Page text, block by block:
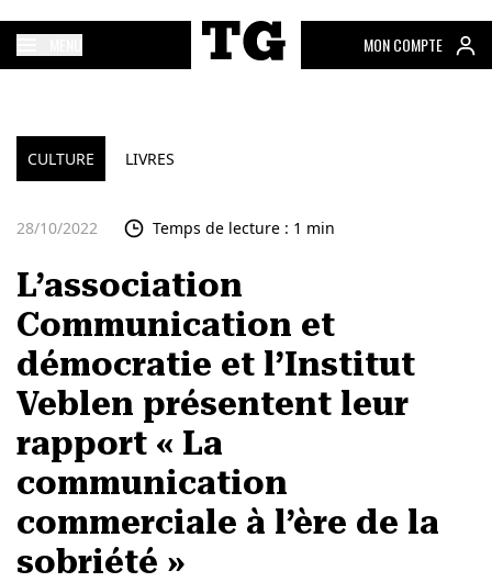
MON COMPTE
CULTURE LIVRES
28/10/2022 Temps de lecture : 1 min
L’association
Communication et
démocratie et l’Institut
Veblen présentent leur
rapport « La
communication
commerciale à l’ère de la
sobriété »